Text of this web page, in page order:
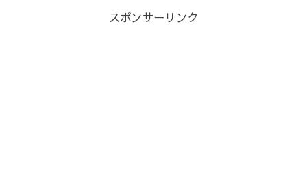
スポンサーリンク